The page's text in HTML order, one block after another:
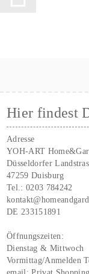
Hier findest
Adresse
YOH-ART
Düsseldorfer
47259 Duisburg
Tel.:0203 784242
DE 233151891
Öffnungszeiten:
Dienstag & Mittwoch
Vormittag/Anmelden